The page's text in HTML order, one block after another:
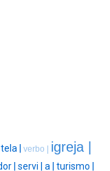
tela | verbo | igreja |
| servi | a | turismo |